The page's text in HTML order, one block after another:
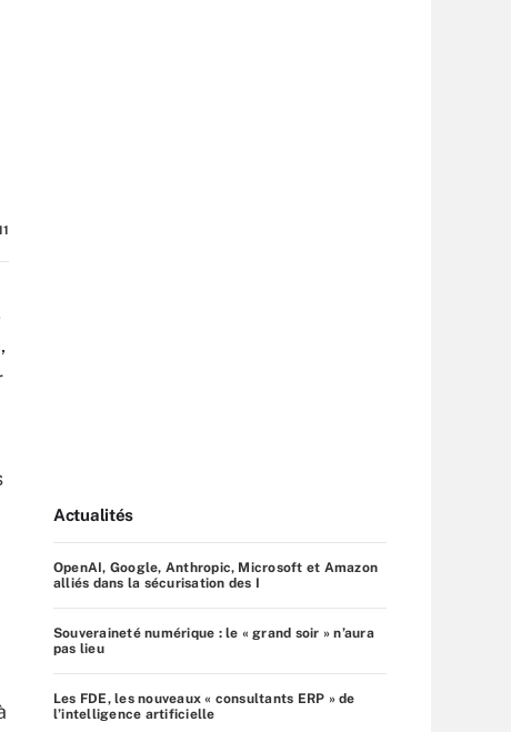
Actualités
OpenAI, Google, Anthropic, Microsoft et Amazon
alliés dans la sécurisation des I
Souveraineté numérique : le « grand soir » n’aura
pas lieu
Les FDE, les nouveaux « consultants ERP » de
l’intelligence artificielle